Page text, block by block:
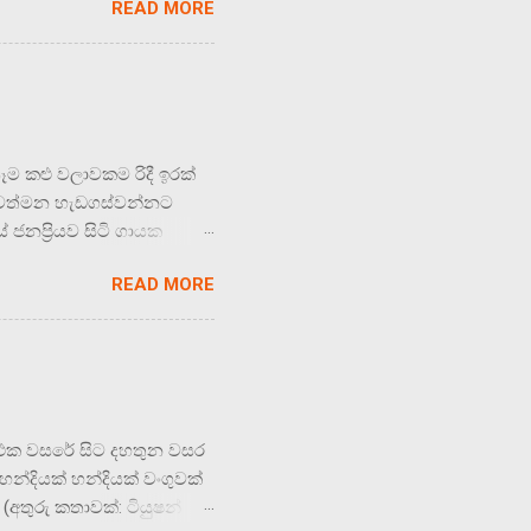
ඒ ගමෙහි නැත. අයගම
අපි පිටත් වන්නේ
එනතුරු රිදීවිට හංදියේ
නොවූයෙන් , ඒ එළවළු
READ MORE
කළු වලාවකම රිදී ඉරක්
හැඩගස්වන්නට
සිටි ගායක
සමයේදී යම් පසුබෑමක්
ටයර් සෑයවල් ඉඳිවුන
ගී සාහිත්‍යයක් බිහි විය.
රටේ තත්ත්වය
READ MORE
වසරේ සිට දහතුන වසර
හන්දියක් වංගුවක්
කතාවක්: ටියුෂන්